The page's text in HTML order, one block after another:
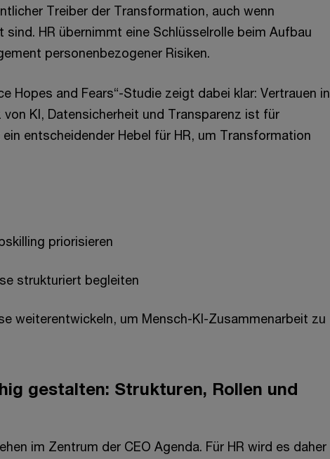
Treiber der Transformation, auch wenn
HR übernimmt eine Schlüsselrolle beim Aufbau
personenbezogener Risiken.
Hopes and Fears“-Studie zeigt dabei klar: Vertrauen in
KI, Datensicherheit und Transparenz ist für
entscheidender Hebel für HR, um Transformation
priorisieren
strukturiert begleiten
weiterentwickeln, um Mensch-KI-Zusammenarbeit zu
gestalten: Strukturen, Rollen und
im Zentrum der CEO Agenda. Für HR wird es daher